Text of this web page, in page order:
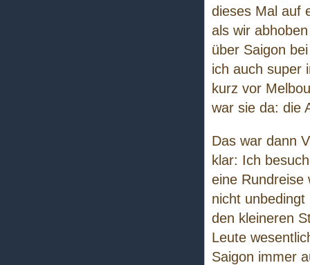
dieses Mal auf
als wir
über Saigon
ich auch super
kurz vor
war sie da: die
Das war dann
klar: Ich
eine Rundreise
nicht
den kleineren
Leute
Saigon immer